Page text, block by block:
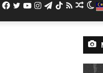
RSS
TikTok
Telegram
Instagram
YouTube
Twitter
Facebook